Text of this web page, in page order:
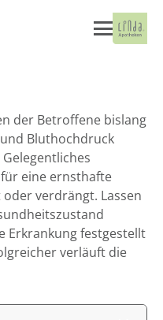
der Betroffene bislang
Bluthochdruck
eine ernsthafte
verdrängt. Lassen
Erkrankung festgestellt
verläuft die